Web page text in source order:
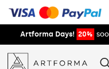
Artforma Days! 20%